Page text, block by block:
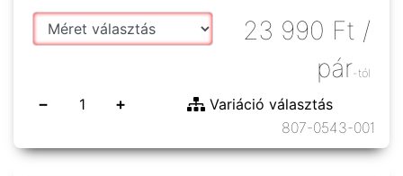
23 990 Ft /
pár-tól
− +
Variáció választás
807-0543-001